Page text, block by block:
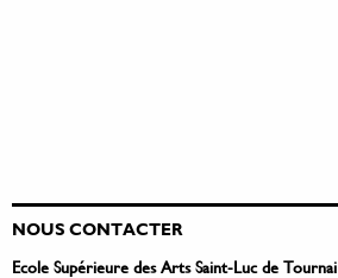
NOUS CONTACTER
Ecole Supérieure des Arts Saint-Luc de Tournai